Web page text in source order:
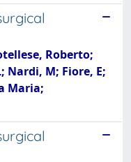
Roberto;
Nardi, M; Fiore, E;
Maria;